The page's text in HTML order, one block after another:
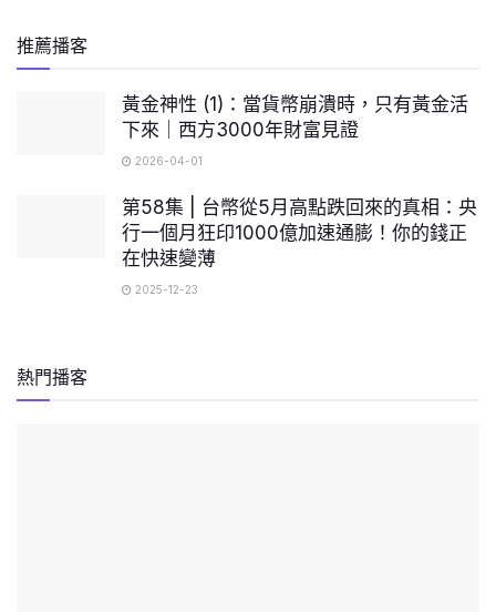
推薦播客
黃金神性 (1)：當貨幣崩潰時，只有黃金活
下來｜西方3000年財富見證
2026-04-01
第58集 | 台幣從5月高點跌回來的真相：央
行一個月狂印1000億加速通膨！你的錢正
在快速變薄
2025-12-23
熱門播客